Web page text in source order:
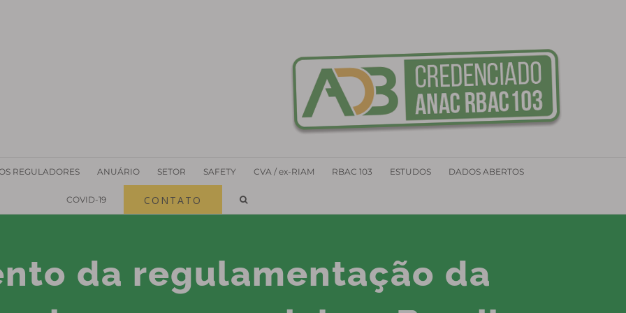
REGULADORES ANUÁRIO SETOR SAFETY CVA / ex-RIAM RBAC 103 ESTUDOS DADOS ABERTOS
COVID-19 CONTATO
da regulamentação da